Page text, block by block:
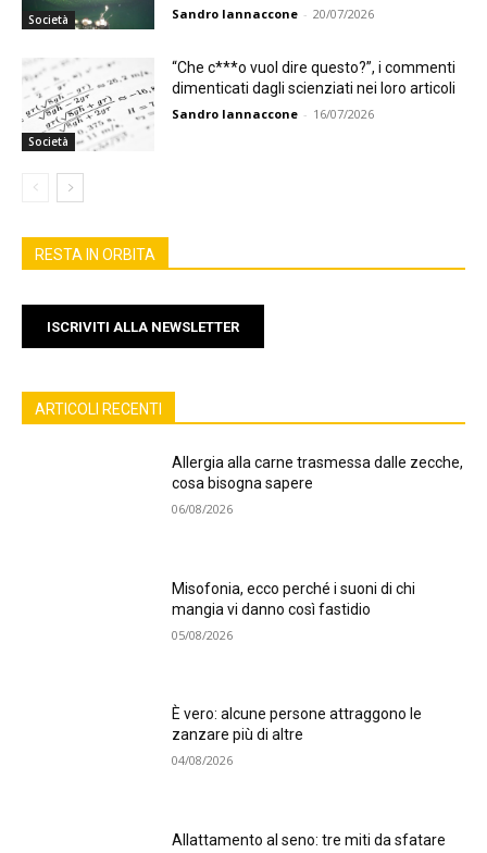
Società Sandro Iannaccone - 20/07/2026
Società
“Che c***o vuol dire questo?”, i commenti
dimenticati dagli scienziati nei loro articoli
Sandro Iannaccone - 16/07/2026
RESTA IN ORBITA
ISCRIVITI ALLA NEWSLETTER
ARTICOLI RECENTI
Allergia alla carne trasmessa dalle zecche,
cosa bisogna sapere
06/08/2026
Misofonia, ecco perché i suoni di chi
mangia vi danno così fastidio
05/08/2026
È vero: alcune persone attraggono le
zanzare più di altre
04/08/2026
Allattamento al seno: tre miti da sfatare